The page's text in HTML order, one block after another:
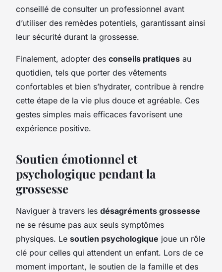
conseillé de consulter un professionnel avant
d’utiliser des remèdes potentiels, garantissant ainsi
leur sécurité durant la grossesse.
Finalement, adopter des conseils pratiques au
quotidien, tels que porter des vêtements
confortables et bien s’hydrater, contribue à rendre
cette étape de la vie plus douce et agréable. Ces
gestes simples mais efficaces favorisent une
expérience positive.
Soutien émotionnel et
psychologique pendant la
grossesse
Naviguer à travers les désagréments grossesse
ne se résume pas aux seuls symptômes
physiques. Le soutien psychologique joue un rôle
clé pour celles qui attendent un enfant. Lors de ce
moment important, le soutien de la famille et des